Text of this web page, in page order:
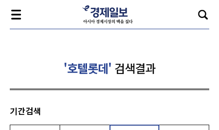
'호텔롯데' 검색결과
기간검색